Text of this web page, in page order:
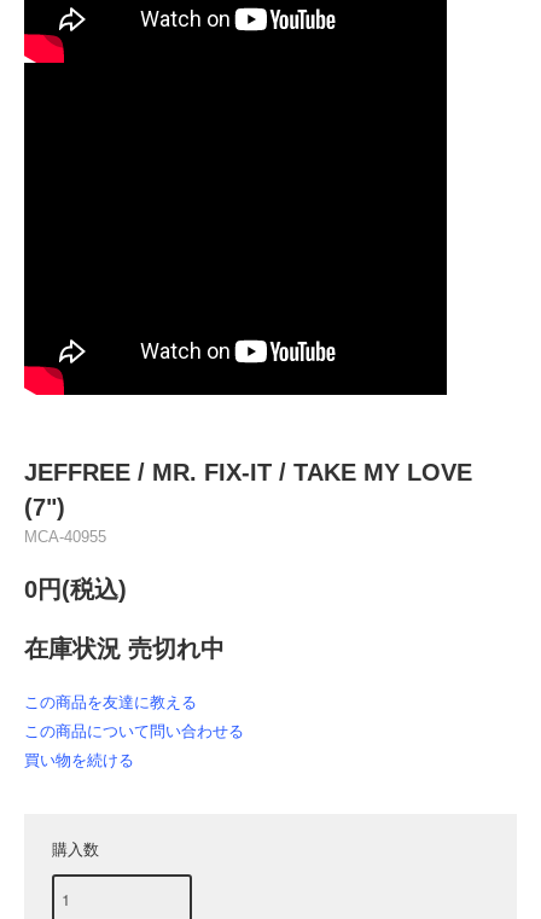
JEFFREE / MR. FIX-IT / TAKE MY LOVE
(7")
MCA-40955
0円(税込)
在庫状況 売切れ中
この商品を友達に教える
この商品について問い合わせる
買い物を続ける
購入数